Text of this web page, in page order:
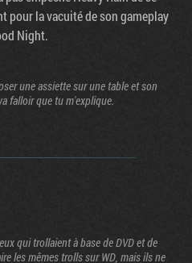
pour la vacuité de son gameplay
Night.
une assiette sur une table et son
falloir que tu m'explique.
qui trollaient à base de DVD et de
les mêmes trolls sur WD, mais ils ne